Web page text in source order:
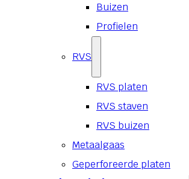
Buizen
Profielen
RVS
RVS platen
RVS staven
RVS buizen
Metaalgaas
Geperforeerde platen